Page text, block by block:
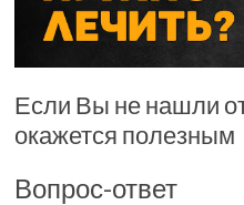
Если Вы не нашли
окажется полезным
Вопрос-ответ